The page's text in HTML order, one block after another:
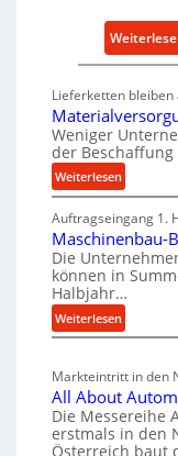
Lieferketten bleiben
Weniger
der
Weiterlesen:
M
a
t
e
r
i
a
l
e
r
s
o
Auftragseingang 1.
Maschinenbau-
Die
können in
Halbjahr…
Weiterlesen:
M
s
c
h
i
Markteintritt in den
All About
Die Messereihe
erstmals in den
Österreich baut